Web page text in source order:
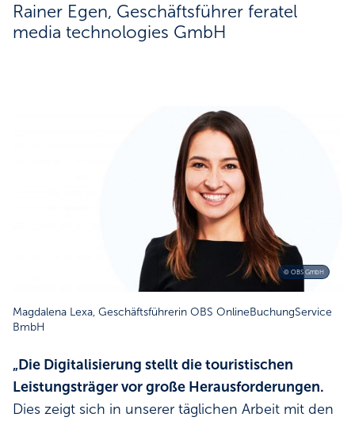
Rainer Egen, Geschäftsführer feratel
media technologies GmbH
© OBS GmbH
Magdalena Lexa, Geschäftsführerin OBS OnlineBuchungService
BmbH
„Die Digitalisierung stellt die touristischen
Leistungsträger vor große Herausforderungen.
Dies zeigt sich in unserer täglichen Arbeit mit den